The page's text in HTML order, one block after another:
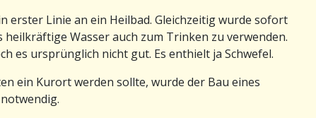
erster Linie an ein Heilbad. Gleichzeitig wurde sofort
heilkräftige Wasser auch zum Trinken zu verwenden.
es ursprünglich nicht gut. Es enthielt ja Schwefel.
ein Kurort werden sollte, wurde der Bau eines